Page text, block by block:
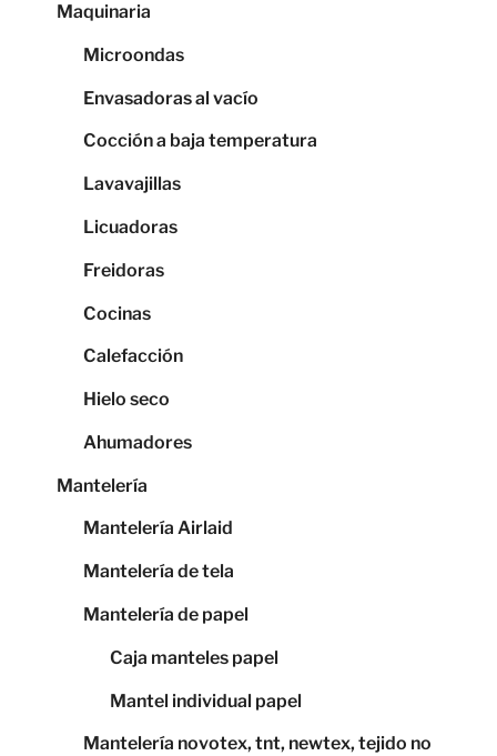
Maquinaria
Microondas
Envasadoras al vacío
Cocción a baja temperatura
Lavavajillas
Licuadoras
Freidoras
Cocinas
Calefacción
Hielo seco
Ahumadores
Mantelería
Mantelería Airlaid
Mantelería de tela
Mantelería de papel
Caja manteles papel
Mantel individual papel
Mantelería novotex, tnt, newtex, tejido no